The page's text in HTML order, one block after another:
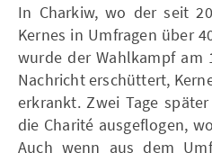
In Charkiw, wo der seit
Kernes in Umfragen über
wurde der Wahlkampf am
Nachricht erschüttert,
erkrankt. Zwei Tage
die Charité ausgeflogen,
Auch wenn aus dem